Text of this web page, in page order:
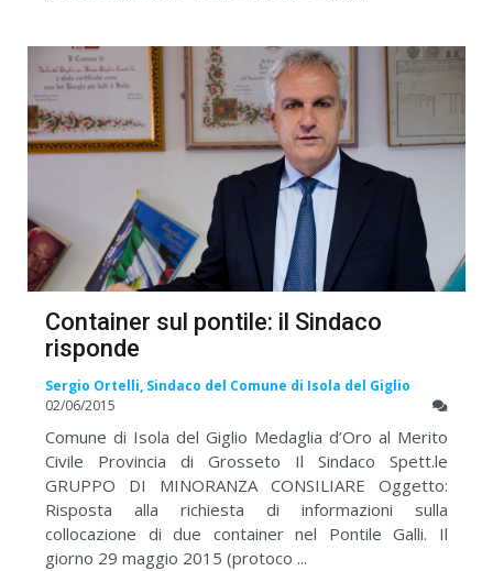
Container sul pontile: il Sindaco
risponde
Sergio Ortelli, Sindaco del Comune di Isola del Giglio
02/06/2015
Comune di Isola del Giglio Medaglia d’Oro al Merito
Civile Provincia di Grosseto Il Sindaco Spett.le
GRUPPO DI MINORANZA CONSILIARE Oggetto:
Risposta alla richiesta di informazioni sulla
collocazione di due container nel Pontile Galli. Il
giorno 29 maggio 2015 (protoco ...